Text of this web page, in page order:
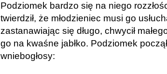
Podziomek bardzo się na niego
twierdził, że młodzieniec musi go
zastanawiając się długo, chwycił
go na kwaśne jabłko. Podziomek
wniebogłosy: